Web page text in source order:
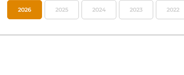
2026 2025 2024 2023 2022